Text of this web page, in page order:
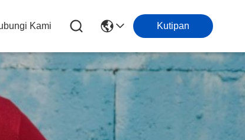
Kami Kutipan